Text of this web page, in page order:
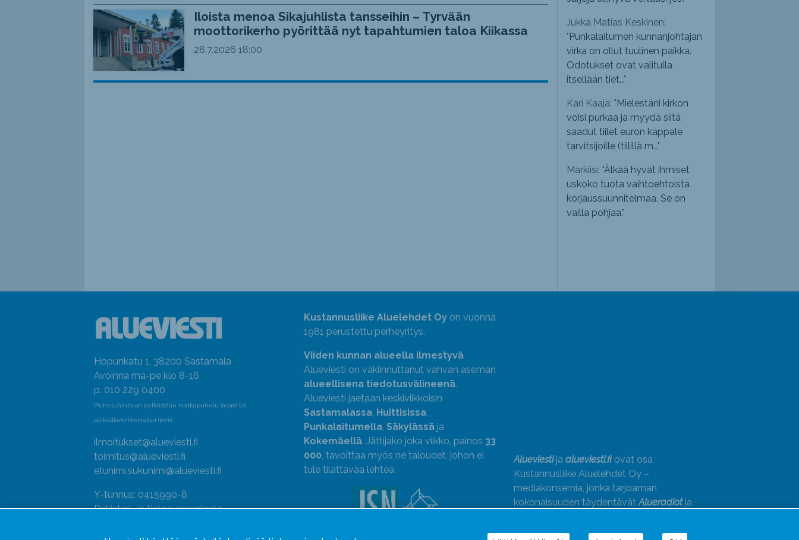
Iloista menoa Sikajuhlista tansseihin – Tyrvään
moottorikerho pyörittää nyt tapahtumien taloa Kiikassa
28.7.2026 18:00
Jukka Matias Keskinen:
" Punkalaitumen kunnanjohtajan
virka on ollut tuulinen paikka.
Odotukset ovat valitulla
itsellään tiet..."
Kari Kaaja: " Mielestäni kirkon
voisi purkaa ja myydä siitä
saadut tiilet euron kappale
tarvitsijoille (tiilillä m..."
Markiisi: "Älkää hyvät ihmiset
uskoko tuota vaihtoehtoista
korjaussuunnitelmaa. Se on
vailla pohjaa."
Hopunkatu 1, 38200 Sastamala
Avoinna ma-pe klo 8-16
p. 010 229 0400
(Puheluhinta on pelkästään matkapuhelu (mpm) tai
paikallisverkkomaksu (pvm)
ilmoitukset@alueviesti.fi
toimitus@alueviesti.fi
etunimi.sukunimi@alueviesti.fi
Y-tunnus: 0415990-8
Rekisteri- ja tietosuojaseloste
Kustannusliike Aluelehdet Oyon vuonna
1981 perustettu perheyritys.
Viiden kunnan alueella ilmestyvä
Alueviesti on vakiinnuttanut vahvan aseman
alueellisena tiedotusvälineenä.
Alueviesti jaetaan keskiviikkoisin
Sastamalassa, Huittisissa,
Punkalaitumella, Säkylässäja
Kokemäellä. Jättijako joka viikko, painos 33
000, tavoittaa myös ne taloudet, johon ei
tule tilattavaa lehteä.
Alueviestija alueviesti.fiovat osa
Kustannusliike Aluelehdet Oy –
mediakonsernia, jonka tarjoaman
kokonaisuuden täydentävätAlueradiotja